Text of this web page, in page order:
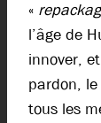
«
l’âge de
innover,
pardon,
tous les